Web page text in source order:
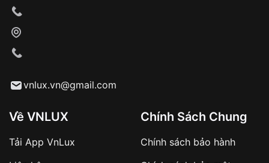
Từ khóa SEO:
vnlux.vn@gmail.com
Về VNLUX
Tải App VnLux
Chính Sách Chung
Chính sách bảo hành